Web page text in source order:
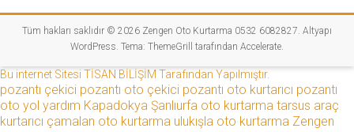
Tüm hakları saklıdır © 2026 Zengen Oto Kurtarma 0532 6082827. Altyapı
WordPress. Tema: ThemeGrill tarafından Accelerate.
Bu internet Sitesi TİSAN BİLİŞİM Tarafından Yapılmıştır.
pozantı çekici pozantı oto çekici pozantı oto kurtarıcı pozantı
oto yol yardım Kapadokya Şanlıurfa oto kurtarma tarsus araç
kurtarıcı çamalan oto kurtarma ulukışla oto kurtarma Zengen